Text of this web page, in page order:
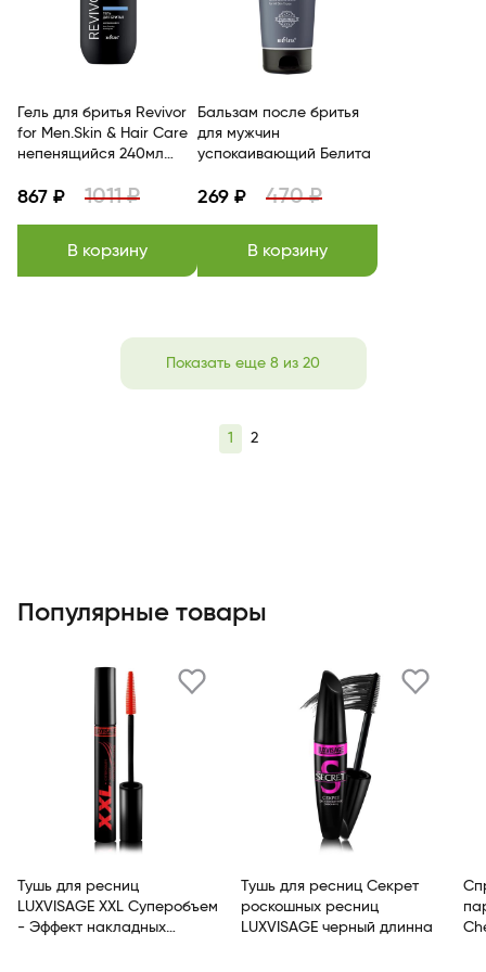
Гель для бритья Revivor
for Men.Skin & Hair Care
непенящийся 240мл
867 ₽ 1011 ₽
В корзину
Бальзам после бритья
для мужчин
успокаивающий Белита
269 ₽ 470 ₽
В корзину
Показать еще 8 из 20
1 2
Популярные товары
Тушь для ресниц
LUXVISAGE XXL Суперобъем
- Эффект накладных
Тушь для ресниц Секрет
роскошных ресниц
LUXVISAGE черный длинна